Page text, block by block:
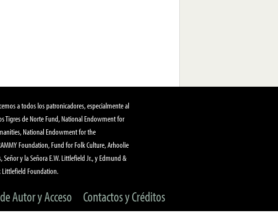
a todos los patronicadores, especialmente al
Tigres de Norte Fund, National Endowment for
National Endowment for the
Foundation, Fund for Folk Culture, Arhoolie
Señor y la Señora E.W. Littlefield Jr., y Edmund &
Littlefield Foundation.
Autor y Acceso Contactos y Créditos